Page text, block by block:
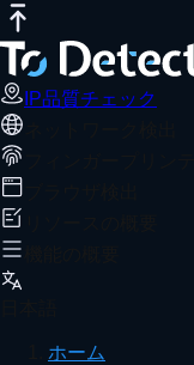
IP品質チェック
なぜオンライ
ToDetectツールを使
ホーム
おすすめ記事
IP品質チェック
ホーム